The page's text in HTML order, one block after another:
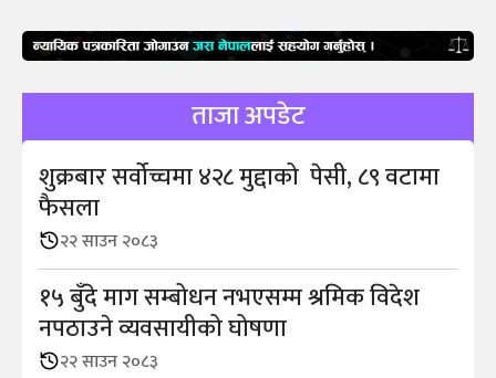
ताजा अपडेट
शुक्रबार सर्वोच्चमा ४२८ मुद्दाको पेसी, ८९ वटामा
फैसला
२२ साउन २०८३
१५ बुँदे माग सम्बोधन नभएसम्म श्रमिक विदेश
नपठाउने व्यवसायीको घोषणा
२२ साउन २०८३